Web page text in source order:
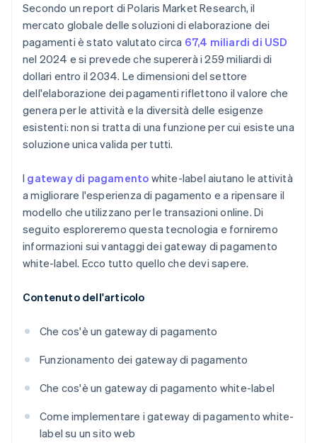
Secondo un report di Polaris Market Research, il
mercato globale delle soluzioni di elaborazione dei
pagamenti è stato valutato circa 67,4 miliardi di USD
nel 2024 e si prevede che supererà i 259 miliardi di
dollari entro il 2034. Le dimensioni del settore
dell'elaborazione dei pagamenti riflettono il valore che
genera per le attività e la diversità delle esigenze
esistenti: non si tratta di una funzione per cui esiste una
soluzione unica valida per tutti.
I gateway di pagamento white-label aiutano le attività
a migliorare l'esperienza di pagamento e a ripensare il
modello che utilizzano per le transazioni online. Di
seguito esploreremo questa tecnologia e forniremo
informazioni sui vantaggi dei gateway di pagamento
white-label. Ecco tutto quello che devi sapere.
Contenuto dell'articolo
Che cos'è un gateway di pagamento
Funzionamento dei gateway di pagamento
Che cos'è un gateway di pagamento white-label
Come implementare i gateway di pagamento white-
label su un sito web